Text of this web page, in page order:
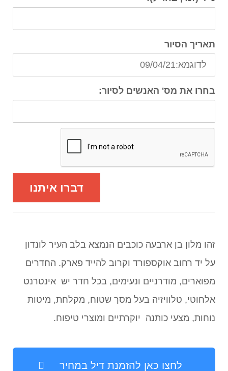
תאריך הסיור
בחרו את מס' האנשים לסיור:
דברו איתנו
זהו מלון בן ארבעה כוכבים הנמצא בלב העיר לונדון
על יד רחוב אוקספורד וקרוב להייד פארק. החדרים
מפוארים, מודרניים ונעימים, בכל חדר יש אינטרנט
אלחוטי, טלוויזיה בעל מסך שטוח, מקלחת, מיטות
נוחות, מצעי כותנה יוקרתיים ומוצרי טיפוח.
לחצו כאן להזמנת דיל במחיר